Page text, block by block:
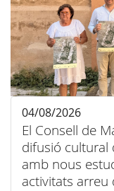
El Consell de
difusió cultural
amb nous
activitats arreu
04/08/2026